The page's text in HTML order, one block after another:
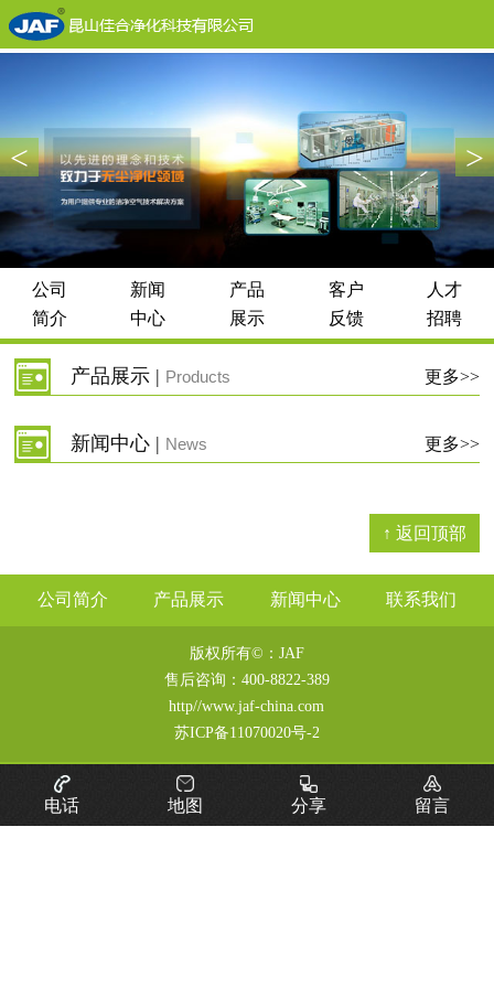
< >
公司
简介
新闻
中心
产品
展示
客户
反馈
人才
招聘
更多>>
产品展示 | Products
更多>>
新闻中心 | News
↑ 返回顶部
公司简介 产品展示 新闻中心 联系我们
版权所有©：JAF
售后咨询： 400-8822-389
http//www.jaf-china.com
苏ICP备11070020号-2
电话 地图 分享 留言